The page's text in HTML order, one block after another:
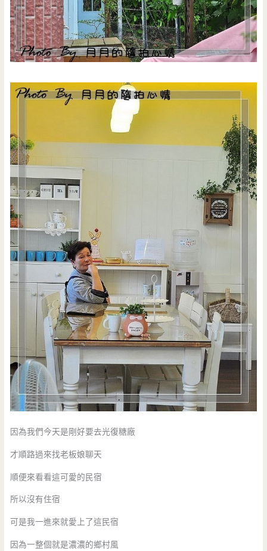
因為我們今天是剛好要去光復糖廠
才順路過來找老板娘聊天
順便來看看這可愛的民宿
所以沒有住宿
可是我一進來就愛上了這民宿
因為一整個就是濃濃的鄉村風